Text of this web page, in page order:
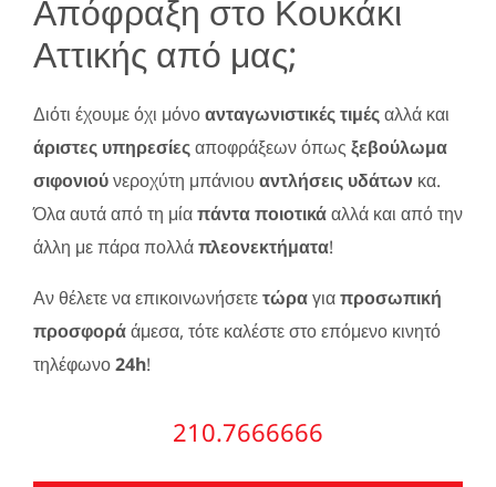
Απόφραξη στο Κουκάκι
Αττικής από μας;
Διότι έχουμε όχι μόνοανταγωνιστικές τιμέςαλλά και
άριστες υπηρεσίεςαποφράξεων όπως ξεβούλωμα
σιφονιούνεροχύτη μπάνιου αντλήσεις υδάτων κα.
Όλα αυτά από τη μίαπάντα ποιοτικάαλλά και από την
άλλη με πάρα πολλάπλεονεκτήματα!
Αν θέλετε να επικοινωνήσετετώραγιαπροσωπική
προσφοράάμεσα, τότε καλέστε στο επόμενο κινητό
τηλέφωνο24h!
210.7666666